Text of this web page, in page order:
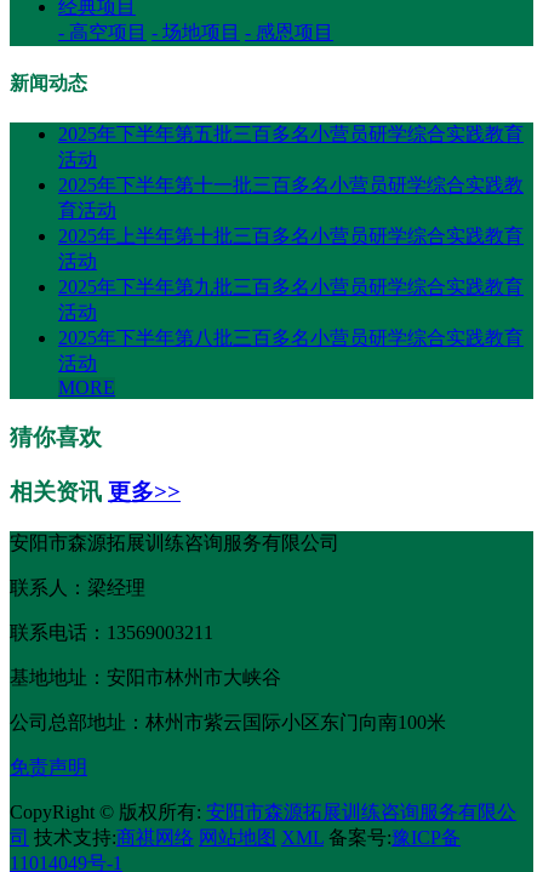
经典项目
- 高空项目 - 场地项目 - 感恩项目
新闻动态
2025年下半年第五批三百多名小营员研学综合实践教育
活动
2025年下半年第十一批三百多名小营员研学综合实践教
育活动
2025年上半年第十批三百多名小营员研学综合实践教育
活动
2025年下半年第九批三百多名小营员研学综合实践教育
活动
2025年下半年第八批三百多名小营员研学综合实践教育
活动
MORE
猜你喜欢
相关资讯 更多>>
安阳市森源拓展训练咨询服务有限公司
联系人：梁经理
联系电话：13569003211
基地地址：安阳市林州市大峡谷
公司总部地址：林州市紫云国际小区东门向南100米
免责声明
CopyRight © 版权所有: 安阳市森源拓展训练咨询服务有限公
司 技术支持:商祺网络 网站地图 XML 备案号:豫ICP备
11014049号-1